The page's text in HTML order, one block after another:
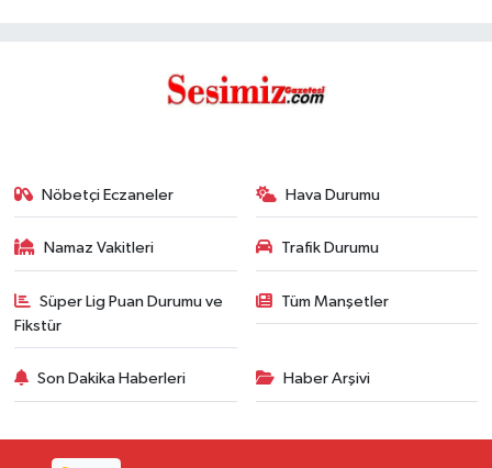
Nöbetçi Eczaneler Hava Durumu
Namaz Vakitleri Trafik Durumu
Süper Lig Puan Durumu ve
Fikstür
Tüm Manşetler
Son Dakika Haberleri Haber Arşivi